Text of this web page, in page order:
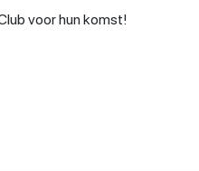
voor hun komst!